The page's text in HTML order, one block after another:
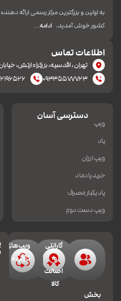
به اولین و بزرگترین مرکز رسمی ارائه
کشور خوش آمدید. ادامه…
اطلاعات تماس
تهران، اقدسیه، بزرکراه ارتش،
۰۹۳۳۵۵۷۷۷۲۳
۰۲۱-
دسترسی آسان
ویپ
پاد
ویپ ارزان
خرید پادماد
پاد یکبار مصرف
ویپ دست دوم
بخش
گارانتی
و
اصالت
کالا
ویپ‌های
کارکرده